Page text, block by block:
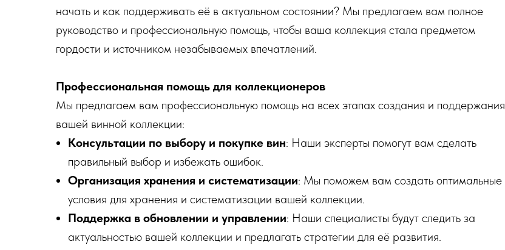
начать и как поддерживать её в актуальном состоянии? Мы предлагаем вам полное
руководство и профессиональную помощь, чтобы ваша коллекция стала предметом
гордости и источником незабываемых впечатлений.
Профессиональная помощь для коллекционеров
Мы предлагаем вам профессиональную помощь на всех этапах создания и поддержания
вашей винной коллекции:
Консультации по выбору и покупке вин: Наши эксперты помогут вам сделать
правильный выбор и избежать ошибок.
Организация хранения и систематизации: Мы поможем вам создать оптимальные
условия для хранения и систематизации вашей коллекции.
Поддержка в обновлении и управлении: Наши специалисты будут следить за
актуальностью вашей коллекции и предлагать стратегии для её развития.